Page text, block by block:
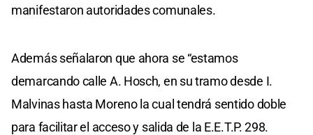
manifestaron autoridades comunales.
Además señalaron que ahora se “estamos
demarcando calle A. Hosch, en su tramo desde I.
Malvinas hasta Moreno la cual tendrá sentido doble
para facilitar el acceso y salida de la E.E.T.P. 298.